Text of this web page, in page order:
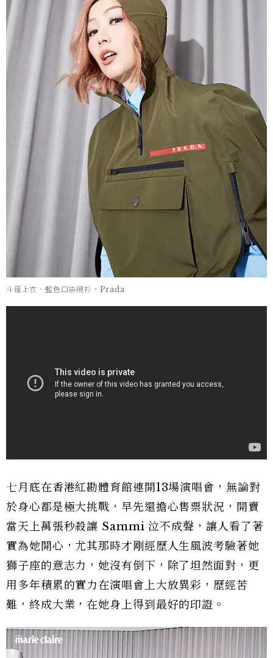
斗篷上衣、藍色口袋襯衫，Prada
七月底在香港紅勘體育館連開13場演唱會，無論對
於身心都是極大挑戰，早先還擔心售票狀況，開賣
當天上萬張秒殺讓 Sammi 泣不成聲，讓人看了著
實為她開心，尤其那時才剛經歷人生風波考驗著她
獅子座的意志力，她沒有倒下，除了坦然面對，更
用多年積累的實力在演唱會上大放異彩，歷經苦
難，終成大業，在她身上得到最好的印證。